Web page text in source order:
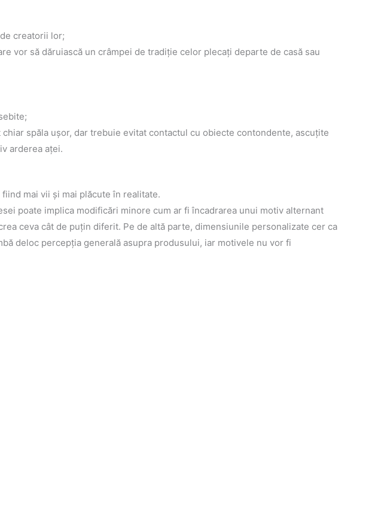
creatorii lor;
vor să dăruiască un crâmpei de tradiţie celor plecaţi departe de casă sau
spăla uşor, dar trebuie evitat contactul cu obiecte contondente, ascuţite
arderea aţei.
mai vii şi mai plăcute în realitate.
poate implica modificări minore cum ar fi încadrarea unui motiv alternant
ceva cât de puţin diferit. Pe de altă parte, dimensiunile personalizate cer ca
deloc percepţia generală asupra produsului, iar motivele nu vor fi